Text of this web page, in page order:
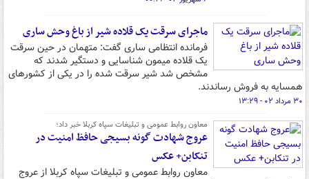
ماجرای سرقت یک قلاده شیر از باغ وحش ساری
فرمانده انتظامی ساری گفت: متهمان در حین سرقت
یک قلاده میمون شناسایی و دستگیر شدند که
مشخص شد شیر سرقت شده را در یکی از کشورهای
همسایه به فروش رساندند.
۳۰ مرداد ۰۲ - ۱۳:۲۹
معاون روابط عمومی و تبلیغات سپاه کربلا خبر داد؛
عروج شهادت گونه بسیجی حافظ امنیت در
تنکابن+ عکس
معاون روابط عمومی و تبلیغات سپاه کربلا از عروج